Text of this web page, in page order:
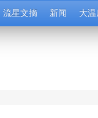
流星文摘 新闻 大